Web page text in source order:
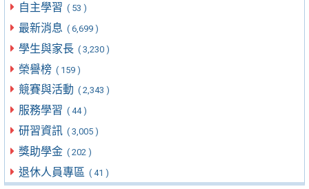
自主學習 ( 53 )
最新消息 ( 6,699 )
學生與家長 ( 3,230 )
榮譽榜 ( 159 )
競賽與活動 ( 2,343 )
服務學習 ( 44 )
研習資訊 ( 3,005 )
獎助學金 ( 202 )
退休人員專區 ( 41 )